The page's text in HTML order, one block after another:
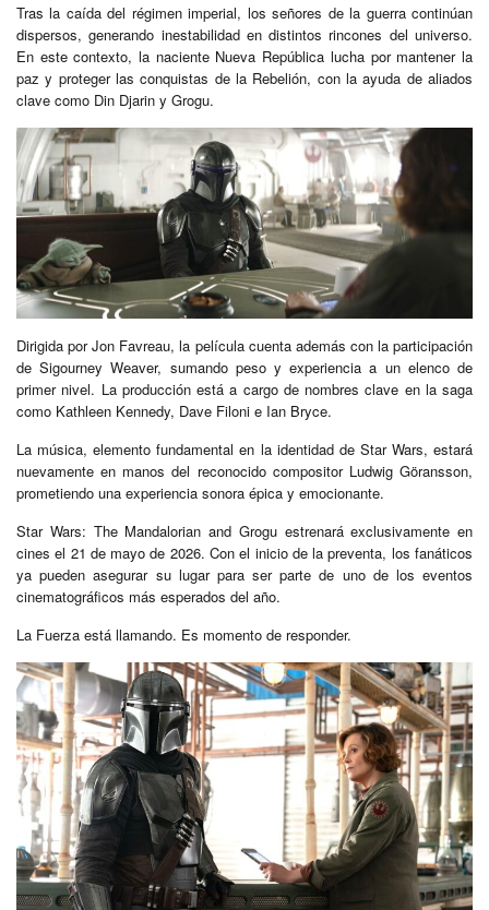
Tras la caída del régimen imperial, los señores de la guerra continúan
dispersos, generando inestabilidad en distintos rincones del universo.
En este contexto, la naciente Nueva República lucha por mantener la
paz y proteger las conquistas de la Rebelión, con la ayuda de aliados
clave como Din Djarin y Grogu.
Dirigida por Jon Favreau, la película cuenta además con la participación
de Sigourney Weaver, sumando peso y experiencia a un elenco de
primer nivel. La producción está a cargo de nombres clave en la saga
como Kathleen Kennedy, Dave Filoni e Ian Bryce.
La música, elemento fundamental en la identidad de Star Wars, estará
nuevamente en manos del reconocido compositor Ludwig Göransson,
prometiendo una experiencia sonora épica y emocionante.
Star Wars: The Mandalorian and Grogu estrenará exclusivamente en
cines el 21 de mayo de 2026. Con el inicio de la preventa, los fanáticos
ya pueden asegurar su lugar para ser parte de uno de los eventos
cinematográficos más esperados del año.
La Fuerza está llamando. Es momento de responder.